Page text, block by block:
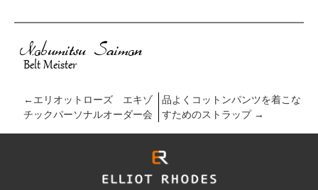
←エリオットローズ エキゾ
チックパーソナルオーダー会
品よくコットンパンツを着こな
すためのストラップ →